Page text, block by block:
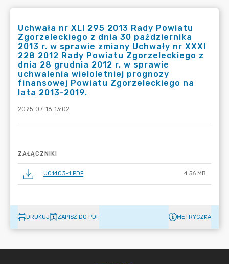
Uchwała nr XLI 295 2013 Rady Powiatu
Zgorzeleckiego z dnia 30 października
2013 r. w sprawie zmiany Uchwały nr XXXI
228 2012 Rady Powiatu Zgorzeleckiego z
dnia 28 grudnia 2012 r. w sprawie
uchwalenia wieloletniej prognozy
finansowej Powiatu Zgorzeleckiego na
lata 2013-2019.
2025-07-18 13:02
ZAŁĄCZNIKI
UC14C3~1.PDF 4.56 MB
DRUKUJ ZAPISZ DO PDF METRYCZKA